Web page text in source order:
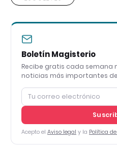
Boletín Magisterio
Recibe gratis cada semana
noticias más importantes
Acepto el Aviso legal y la Política